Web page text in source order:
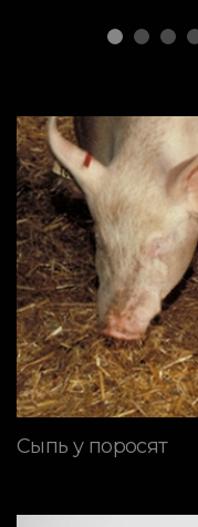
Сыпь у поросят